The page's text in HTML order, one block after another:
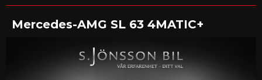
Mercedes-AMG SL 63 4MATIC+